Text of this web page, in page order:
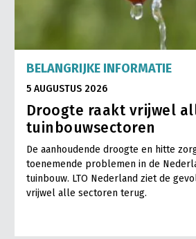
BELANGRIJKE INFORMATIE
5 AUGUSTUS 2026
Droogte raakt vrijwel
tuinbouwsectoren
De aanhoudende droogte en hitte
toenemende problemen in de
tuinbouw. LTO Nederland ziet de
vrijwel alle sectoren terug.